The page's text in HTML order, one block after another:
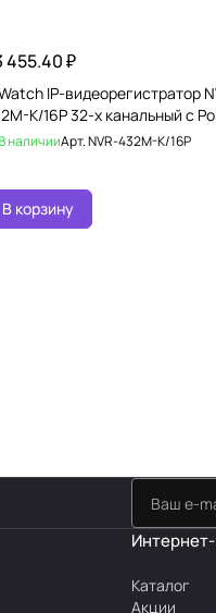
455.40 ₽
IP-видеорегистратор
K/16P 32-х канальный с
наличииАрт.NVR-432M-K/16P
В корзину
Каталог
Акции